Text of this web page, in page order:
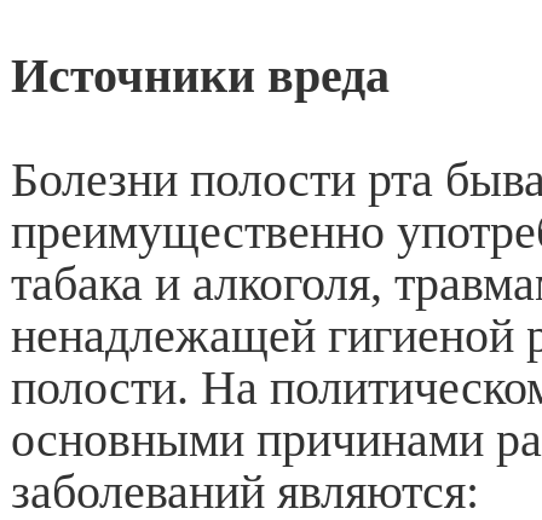
Источники вреда
Болезни полости рта
преимущественно
табака и алкоголя,
ненадлежащей гигиеной
полости. На
основными причинами
заболеваний являются: